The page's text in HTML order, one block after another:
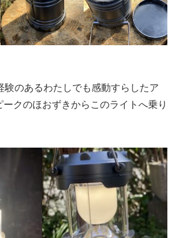
験のあるわたしでも感動すらしたア
クのほおずきからこのライトへ乗り